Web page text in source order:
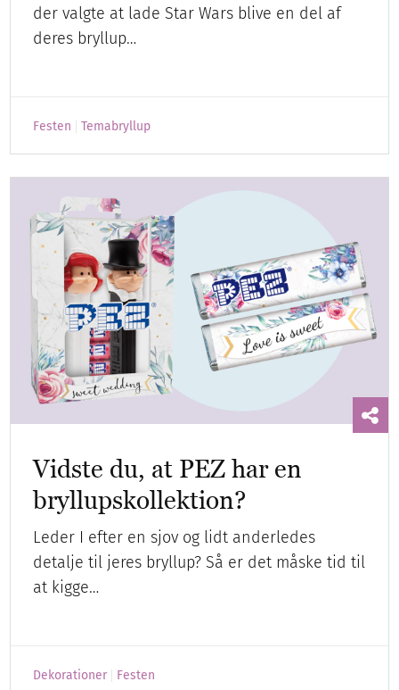
der valgte at lade Star Wars blive en del af
deres bryllup…
Festen Temabryllup
Vidste du, at PEZ har en
bryllupskollektion?
Leder I efter en sjov og lidt anderledes
detalje til jeres bryllup? Så er det måske tid til
at kigge…
Dekorationer Festen